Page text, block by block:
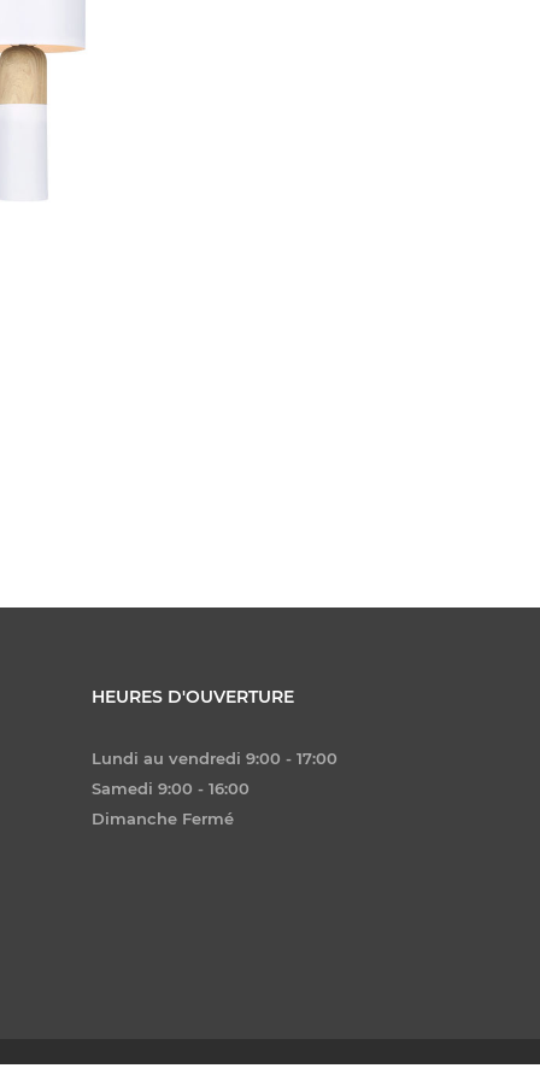
HEURES D'OUVERTURE
Lundi au vendredi 9:00 - 17:00
Samedi 9:00 - 16:00
Dimanche Fermé